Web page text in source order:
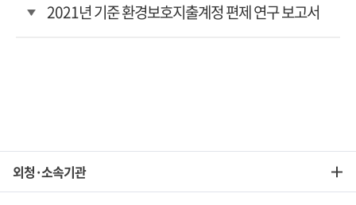
2021년 기준 환경보호지출계정 편제 연구 보고서
외청·소속기관